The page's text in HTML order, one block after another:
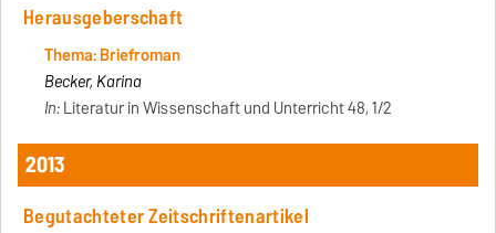
Herausgeberschaft
Thema: Briefroman
Becker, Karina
In:Literatur in Wissenschaft und Unterricht 48, 1/2
2013
Begutachteter Zeitschriftenartikel